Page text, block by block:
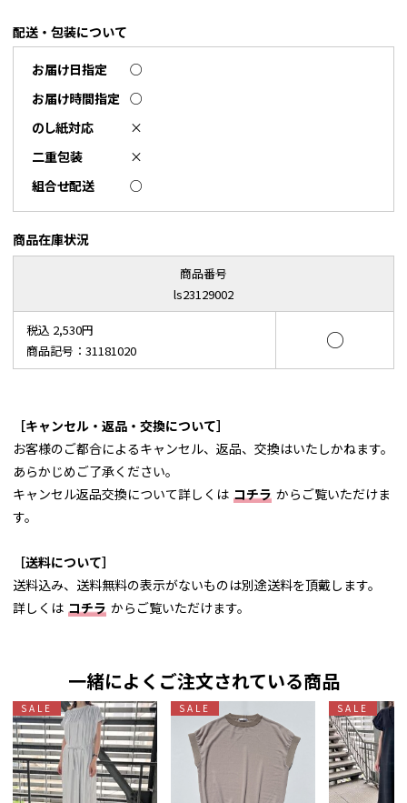
配送・包装について
お届け日指定
○
お届け時間指定 ○
のし紙対応
×
二重包装
×
組合せ配送
○
商品在庫状況
商品番号
ls23129002
税込 2,530円
商品記号：31181020
○
［キャンセル・返品・交換について］
お客様のご都合によるキャンセル、返品、交換はいたしかねます。
あらかじめご了承ください。
キャンセル返品交換について詳しくは コチラ からご覧いただけま
す。
［送料について］
送料込み、送料無料の表示がないものは別途送料を頂戴します。
詳しくは コチラ からご覧いただけます。
一緒によくご注文されている商品
SALE SALE SALE